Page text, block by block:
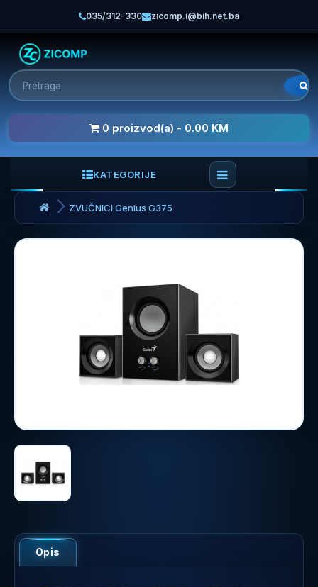
035/312-330 zicomp.i@bih.net.ba
0 proizvod(a) - 0.00 KM
KATEGORIJE
ZVUČNICI Genius G375
Opis